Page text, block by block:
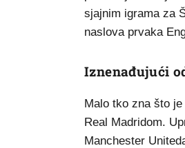
sjajnim igrama za
naslova prvaka
Iznenađujući
Malo tko zna što
Real Madridom.
Manchester